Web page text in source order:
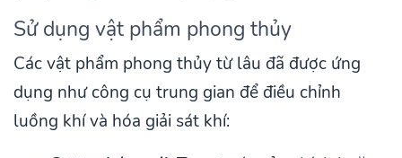
Sử dụng vật phẩm phong thủy
Các vật phẩm phong thủy từ lâu đã được ứng
dụng như công cụ trung gian để điều chỉnh
luồng khí và hóa giải sát khí: